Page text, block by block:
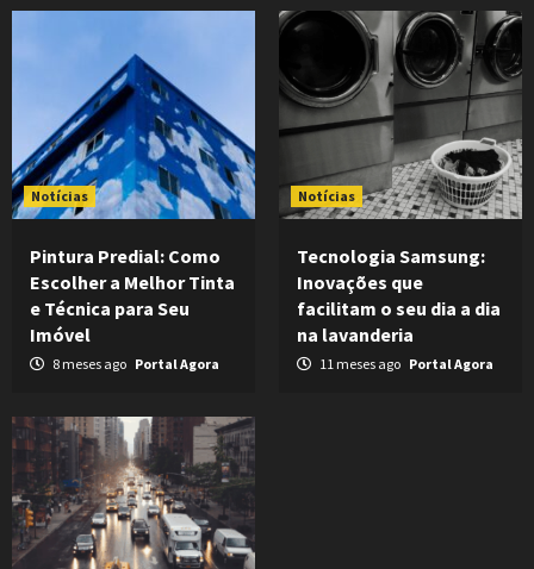
Notícias
Pintura Predial: Como
Escolher a Melhor Tinta
e Técnica para Seu
Imóvel
8 meses ago Portal Agora
Notícias
Tecnologia Samsung:
Inovações que
facilitam o seu dia a dia
na lavanderia
11 meses ago Portal Agora